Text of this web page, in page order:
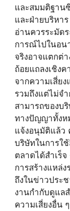
และสมมติฐาน
และฝ่ายบริหา
อ่านควรระมัด
การณ์ไปในอน
จริงอาจแตกต่
ถ้อยแถลงเชิง
จากความเสี่ย
รวมถึงแต่ไม่จ
สามารถของบ
ทางปัญญาทั้งห
แจ้งอนุมัติแล้ว
บริษัทในการใ
ตลาดได้สำเร็
การสร้างแหล่
ถึงในข่าวประ
งานกำกับดูแล
ความเสี่ยงอื่น